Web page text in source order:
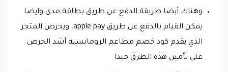
وهناك أيضا طريقة الدفع عن طريق بطاقة مدى وايضا
يمكن القيام بالدفع عن طريق apple pay، ويحرص المتجر
الذي يقدم كود خصم مطاعم الرومانسية أشد الحرص
على تأمين هذه الطرق جيدا